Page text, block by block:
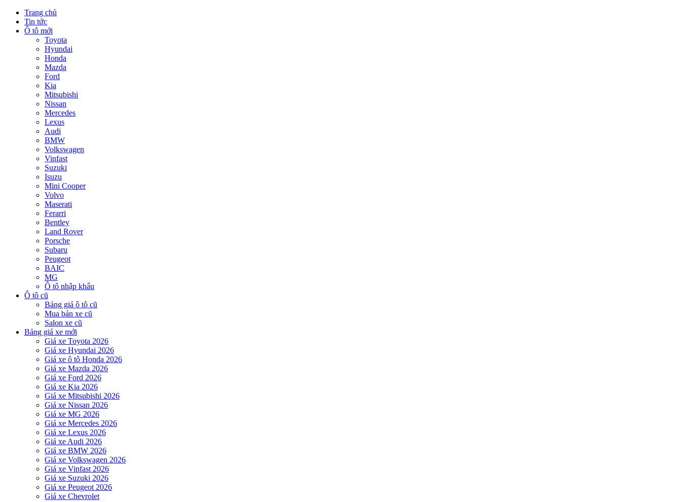
Trang chủ
Tin tức
Ô tô mới
Toyota
Hyundai
Honda
Mazda
Ford
Kia
Mitsubishi
Nissan
Mercedes
Lexus
Audi
BMW
Volkswagen
Vinfast
Suzuki
Isuzu
Mini Cooper
Volvo
Maserati
Ferarri
Bentley
Land Rover
Porsche
Subaru
Peugeot
BAIC
MG
Ô tô nhập khẩu
Ô tô cũ
Bảng giá ô tô cũ
Mua bán xe cũ
Salon xe cũ
Bảng giá xe mới
Giá xe Toyota 2026
Giá xe Hyundai 2026
Giá xe ô tô Honda 2026
Giá xe Mazda 2026
Giá xe Ford 2026
Giá xe Kia 2026
Giá xe Mitsubishi 2026
Giá xe Nissan 2026
Giá xe MG 2026
Giá xe Mercedes 2026
Giá xe Lexus 2026
Giá xe Audi 2026
Giá xe BMW 2026
Giá xe Volkswagen 2026
Giá xe Vinfast 2026
Giá xe Suzuki 2026
Giá xe Peugeot 2026
Giá xe Chevrolet